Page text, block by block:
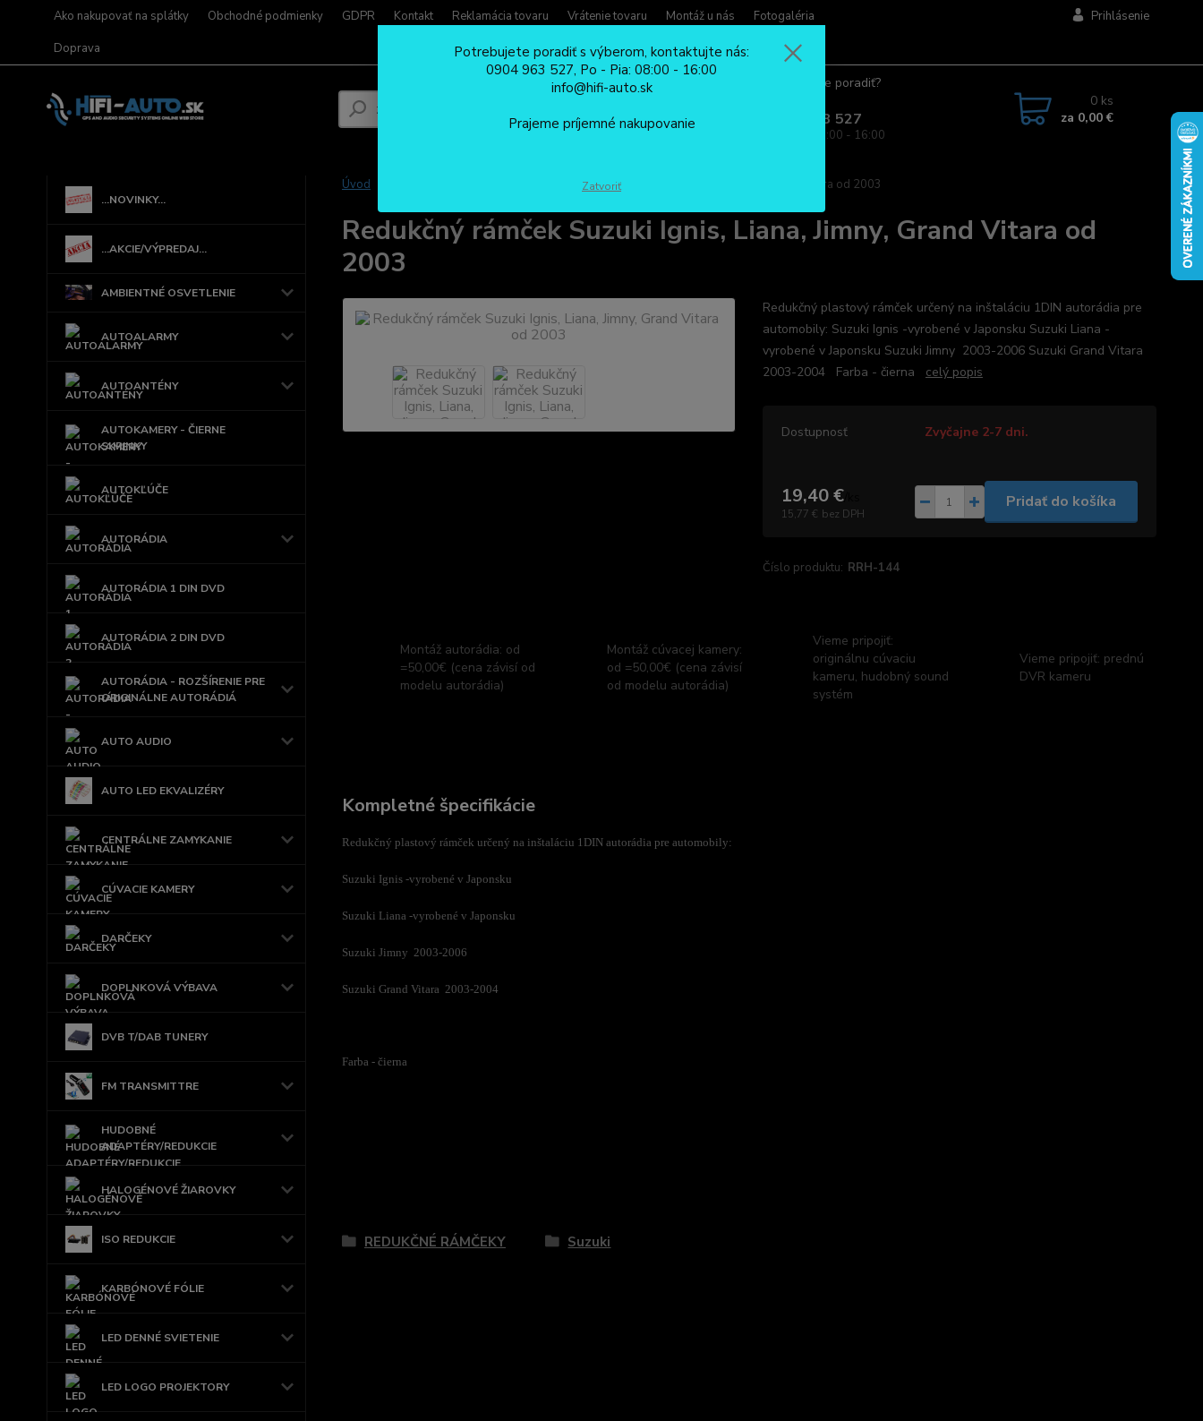
Ako nakupovať na splátky Obchodné podmienky GDPR Kontakt Reklamácia tovaru Vrátenie tovaru Montáž u nás
Fotogaléria
Doprava
Prihlásenie
Potrebujete poradiť?
0904 963 527
Po - Pia: 08:00 - 16:00
0 ks
za 0,00 €
...NOVINKY...
...AKCIE/VÝPREDAJ...
AMBIENTNÉ OSVETLENIE
AUTOALARMY
AUTOANTÉNY
AUTOKAMERY - ČIERNE
SKRINKY
AUTOKĽÚČE
AUTORÁDIA
AUTORÁDIA 1 DIN DVD
AUTORÁDIA 2 DIN DVD
AUTORÁDIA - ROZŠÍRENIE PRE
ORIGINÁLNE AUTORÁDIÁ
AUTO AUDIO
AUTO LED EKVALIZÉRY
CENTRÁLNE ZAMYKANIE
CÚVACIE KAMERY
DARČEKY
DOPLNKOVÁ VÝBAVA
DVB T/DAB TUNERY
FM TRANSMITTRE
HUDOBNÉ
ADAPTÉRY/REDUKCIE
HALOGÉNOVÉ ŽIAROVKY
ISO REDUKCIE
KARBÓNOVÉ FÓLIE
LED DENNÉ SVIETENIE
LED LOGO PROJEKTORY
Úvod Redukčný rámček Suzuki Ignis, Liana, Jimny, Grand Vitara od 2003
Redukčný rámček Suzuki Ignis, Liana, Jimny, Grand Vitara od
2003
Redukčný plastový rámček určený na inštaláciu 1DIN autorádia pre
automobily: Suzuki Ignis -vyrobené v Japonsku Suzuki Liana -
vyrobené v Japonsku Suzuki Jimny 2003-2006 Suzuki Grand Vitara
2003-2004 Farba - čierna celý popis
Dostupnosť Zvyčajne 2-7 dni.
19,40 €/
15,77 € bez DPH
Pridať do košíka
Číslo produktu: RRH-144
Montáž autorádia: od
=50,00€ (cena závisí od
modelu autorádia)
Montáž cúvacej kamery:
od =50,00€ (cena závisí
od modelu autorádia)
Vieme pripojiť:
originálnu cúvaciu
kameru, hudobný sound
systém
Vieme pripojiť: prednú
DVR kameru
Kompletné špecifikácie
Redukčný plastový rámček určený na inštaláciu 1DIN autorádia pre automobily:
Suzuki Ignis -vyrobené v Japonsku
Suzuki Liana -vyrobené v Japonsku
Suzuki Jimny 2003-2006
Suzuki Grand Vitara 2003-2004
Farba - čierna
REDUKČNÉ RÁMČEKY Suzuki
Potrebujete poradiť s výberom, kontaktujte nás:
0904 963 527, Po - Pia: 08:00 - 16:00
info@hifi-auto.sk
Prajeme príjemné nakupovanie
Zatvoriť